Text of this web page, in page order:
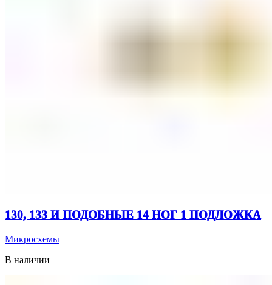
130, 133 И ПОДОБНЫЕ 14 НОГ 1 ПОДЛОЖКА
Микросхемы
В наличии